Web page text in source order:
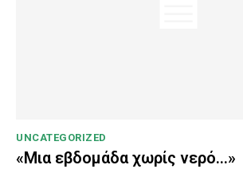
UNCATEGORIZED
«Μια εβδομάδα χωρίς νερό…»